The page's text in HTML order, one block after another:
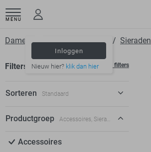
MENU
Inloggen
Nieuw hier? klik dan hier
Dameskleding Accessoires Sieraden
Filters Wis filters
Sorteren Standaard
Standaard
Productgroep Accessoires, Sieraden
Accessoires